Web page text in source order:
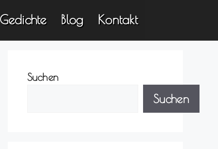
Gedichte Blog Kontakt
Suchen
Suchen